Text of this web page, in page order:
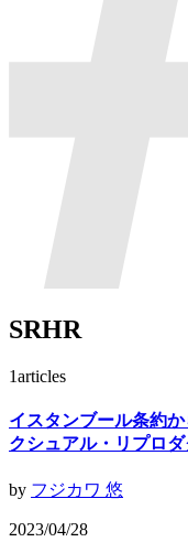
SRHR
1articles
イスタンブール条約
クシュアル・リプロ
by フジカワ 悠
2023/04/28